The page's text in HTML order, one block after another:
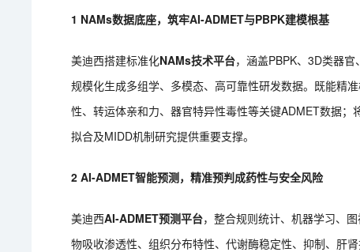
1 NAMs数据底座，筑牢AI-ADMET与PBPK建模根基
美迪西搭建标准化NAMs技术平台，涵盖PBPK、3D类器
规模化生成多组学、多模态、高可靠性研发数据。既能精
性、转运体亲和力、器官特异性毒性等关键ADMET数据
拟合及MIDD机制研究提供重要支撑。
2 AI-ADMET智能预测，精准预判成药性与安全风险
美迪西AI-ADMET预测平台，整合规则统计、机器学习、
物吸收渗透性、组织分布特性、代谢酶稳定性、抑制、肝